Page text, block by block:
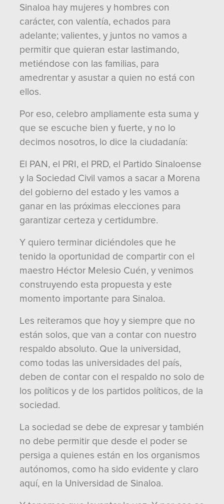
Sinaloa hay mujeres y hombres con
carácter, con valentía, echados para
adelante; valientes, y juntos no vamos a
permitir que quieran estar lastimando,
metiéndose con las familias, para
amedrentar y asustar a quien no está con
ellos.
Por eso, celebro ampliamente esta suma y
que se escuche bien y fuerte, y no lo
decimos nosotros, lo dice la ciudadanía:
El PAN, el PRI, el PRD, el Partido Sinaloense
y la Sociedad Civil vamos a sacar a Morena
del gobierno del estado y les vamos a
ganar en las próximas elecciones para
garantizar certeza y certidumbre.
Y quiero terminar diciéndoles que he
tenido la oportunidad de compartir con el
maestro Héctor Melesio Cuén, y venimos
construyendo esta propuesta y este
momento importante para Sinaloa.
Les reiteramos que hoy y siempre que no
están solos, que van a contar con nuestro
respaldo absoluto. Que la universidad,
como todas las universidades del país,
deben de contar con el respaldo no solo de
los políticos y de los partidos políticos, de la
sociedad.
La sociedad se debe de expresar y también
no debe permitir que desde el poder se
persiga a quienes están en los organismos
autónomos, como ha sido evidente y claro
aquí, en la Universidad de Sinaloa.